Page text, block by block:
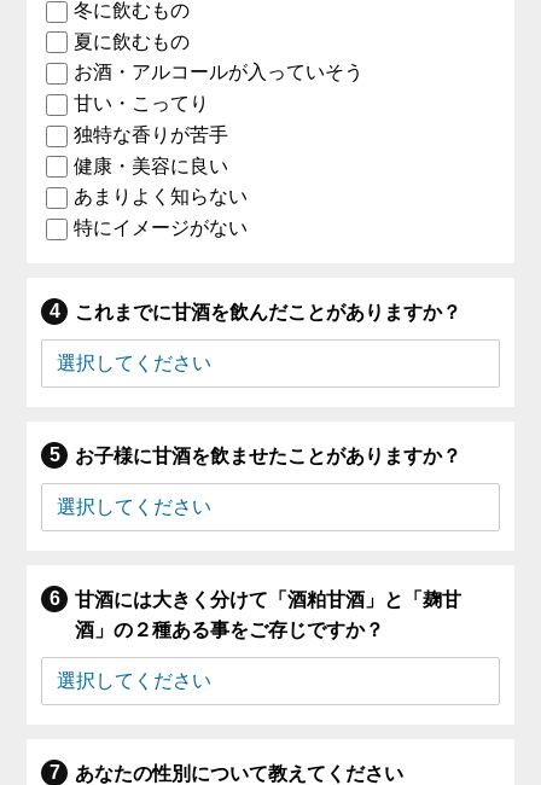
冬に飲むもの
夏に飲むもの
お酒・アルコールが入っていそう
甘い・こってり
独特な香りが苦手
健康・美容に良い
あまりよく知らない
特にイメージがない
これまでに甘酒を飲んだことがありますか？
お子様に甘酒を飲ませたことがありますか？
甘酒には大きく分けて「酒粕甘酒」と「麹甘
酒」の２種ある事をご存じですか？
あなたの性別について教えてください